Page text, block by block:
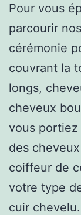
Pour vous
parcourir
cérémonie
couvrant la
longs,
cheveux
vous
des
coiffeur de
votre type
cuir